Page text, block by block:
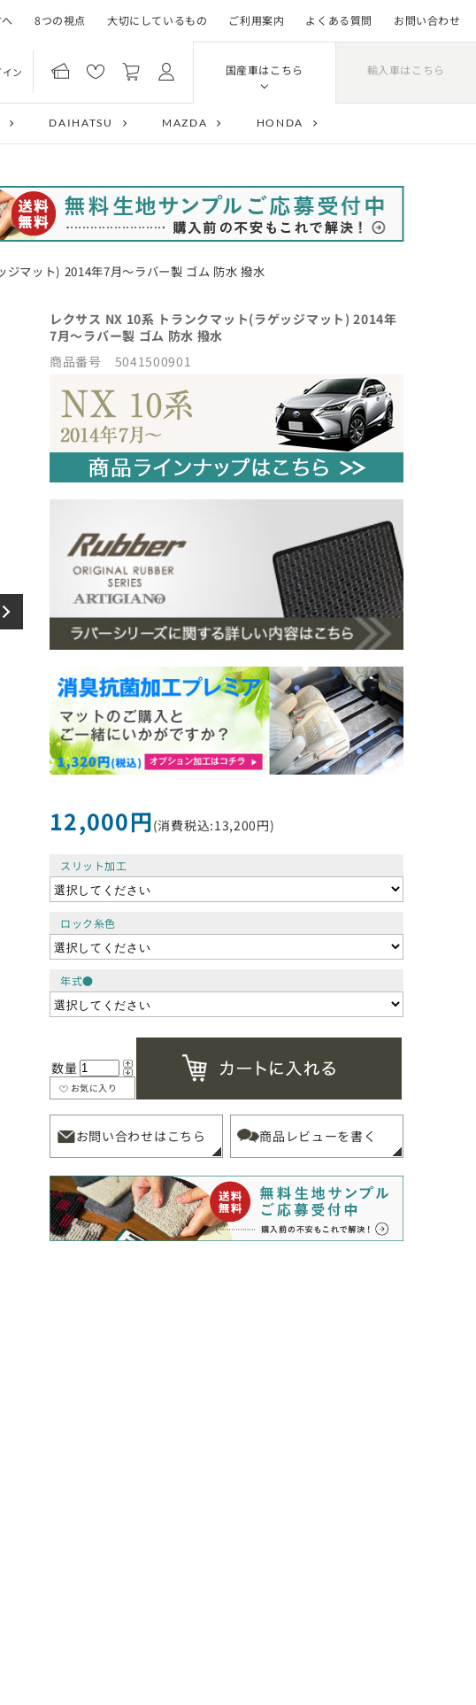
8つの視点 大切にしているもの ご利用案内 よくある質問 お問い合わせ
ン 国産車はこちら 輸入車はこちら
DAIHATSU MAZDA HONDA
マット) 2014年7月～ラバー製 ゴム 防水 撥水
レクサス NX 10系 トランクマット(ラゲッジマット) 2014年
7月～ラバー製 ゴム 防水 撥水
商品番号 5041500901
12,000円(消費税込:13,200円)
スリット加工
ロック糸色
年式●
数量